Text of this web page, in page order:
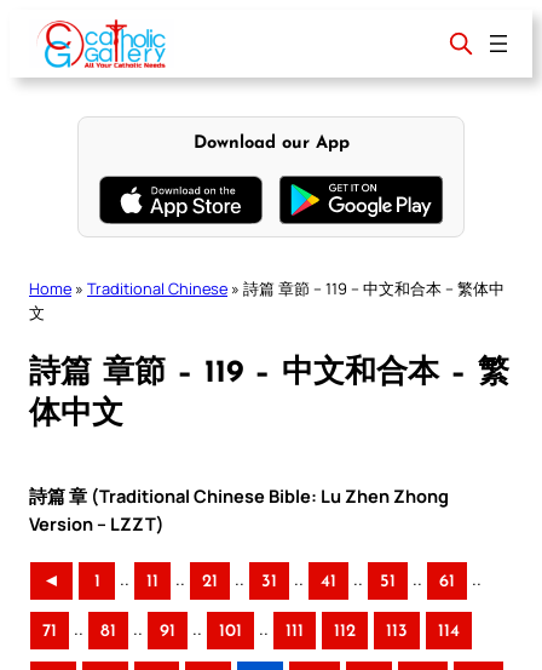
content
Download our App
Home » Traditional Chinese » 詩篇 章節 – 119 – 中文和合本 – 繁体中
文
詩篇 章節 – 119 – 中文和合本 – 繁
体中文
詩篇 章 (Traditional Chinese Bible: Lu Zhen Zhong
Version – LZZT)
◄ 1 .. 11 .. 21 .. 31 .. 41 .. 51 .. 61 ..
71 .. 81 .. 91 .. 101 .. 111 112 113 114